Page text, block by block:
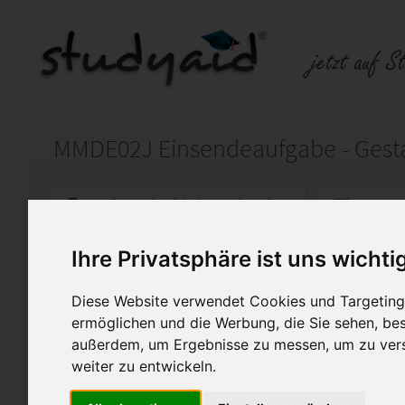
Ihre Privatsphäre ist uns
Diese Website verwendet Cookies und
ermöglichen und die Werbung, die Sie sehen,
außerdem, um Ergebnisse zu messen, um zu
weiter zu entwickeln.
Auf StudyAid.de verkaufen
Startseite Kreativität und Medien
MMDE02J Einsendeaufgabe
Version MMDE02J-XX1-K03
Die von mir bereitgestellte